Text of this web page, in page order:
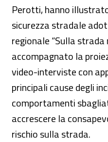
Perotti, hanno
sicurezza stradale
regionale “Sulla strada
accompagnato la
video-interviste con
principali cause degli
comportamenti
accrescere la
rischio sulla strada.